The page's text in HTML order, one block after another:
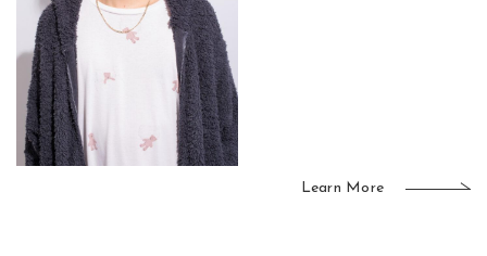
Learn More